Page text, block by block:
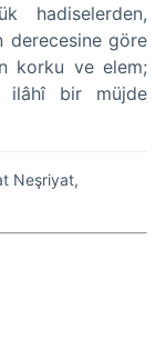
hadiselerden,
derecesine göre
korku ve elem;
ilâhî bir müjde
Neşriyat,